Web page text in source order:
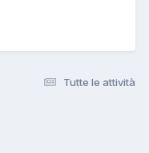
Tutte le attività